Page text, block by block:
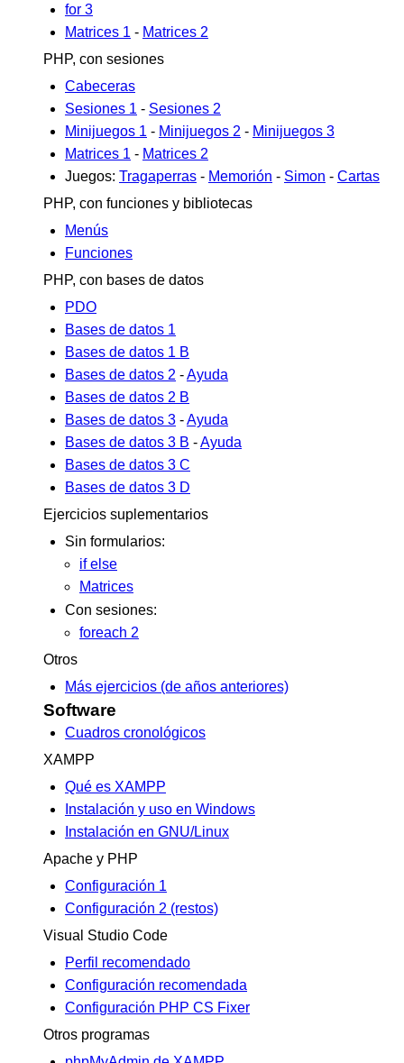
for 3
Matrices 1 - Matrices 2
PHP, con sesiones
Cabeceras
Sesiones 1 - Sesiones 2
Minijuegos 1 - Minijuegos 2 - Minijuegos 3
Matrices 1 - Matrices 2
Juegos: Tragaperras - Memorión - Simon - Cartas
PHP, con funciones y bibliotecas
Menús
Funciones
PHP, con bases de datos
PDO
Bases de datos 1
Bases de datos 1 B
Bases de datos 2 -Ayuda
Bases de datos 2 B
Bases de datos 3 -Ayuda
Bases de datos 3 B -Ayuda
Bases de datos 3 C
Bases de datos 3 D
Ejercicios suplementarios
Sin formularios:
if else
Matrices
Con sesiones:
foreach 2
Otros
Más ejercicios (de años anteriores)
Software
Cuadros cronológicos
XAMPP
Qué es XAMPP
Instalación y uso en Windows
Instalación en GNU/Linux
Apache y PHP
Configuración 1
Configuración 2 (restos)
Visual Studio Code
Perfil recomendado
Configuración recomendada
Configuración PHP CS Fixer
Otros programas